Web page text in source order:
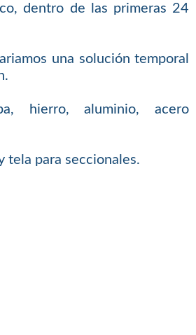
dentro de las primeras 24
una solución temporal
hierro, aluminio, acero
tela para seccionales.